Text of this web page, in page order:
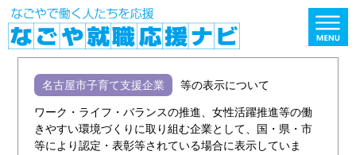
名古屋市子育て支援企業 等の表示について
ワーク・ライフ・バランスの推進、女性活躍推進等の働
きやすい環境づくりに取り組む企業として、国・県・市
等により認定・表彰等されている場合に表示していま